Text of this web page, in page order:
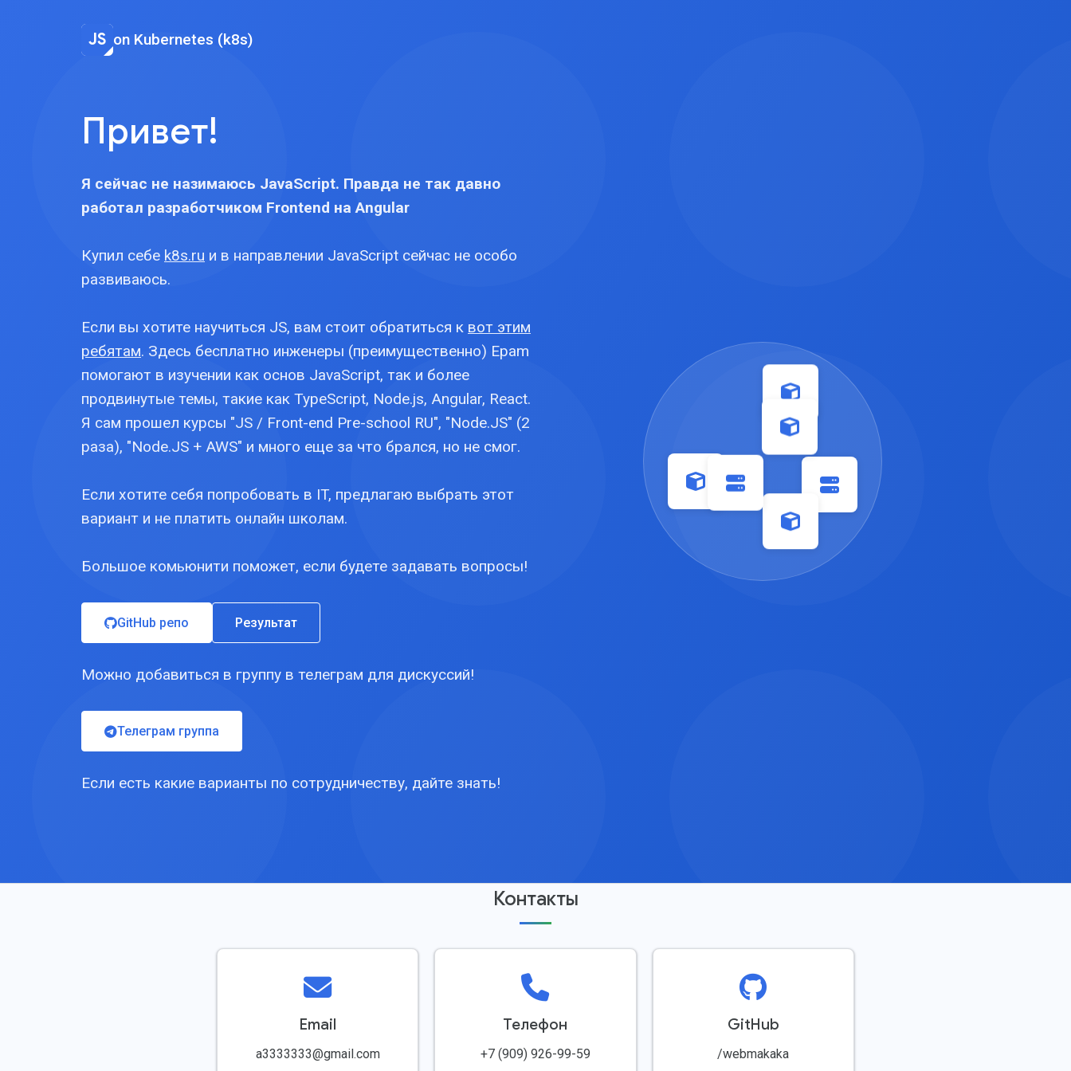
on Kubernetes (k8s)
Привет!
Я сейчас не назимаюсь JavaScript. Правда не так давно
работал разработчиком Frontend на Angular
Купил себе k8s.ru и в направлении JavaScript сейчас не особо
развиваюсь.
Если вы хотите научиться JS, вам стоит обратиться к вот этим
ребятам. Здесь бесплатно инженеры (преимущественно) Epam
помогают в изучении как основ JavaScript, так и более
продвинутые темы, такие как TypeScript, Node.js, Angular, React.
Я сам прошел курсы "JS / Front-end Pre-school RU", "Node.JS" (2
раза), "Node.JS + AWS" и много еще за что брался, но не смог.
Если хотите себя попробовать в IT, предлагаю выбрать этот
вариант и не платить онлайн школам.
Большое комьюнити поможет, если будете задавать вопросы!
GitHub репо Результат
Можно добавиться в группу в телеграм для дискуссий!
Телеграм группа
Если есть какие варианты по сотрудничеству, дайте знать!
Контакты
Email
a3333333@gmail.com
Телефон
+7 (909) 926-99-59
GitHub
/webmakaka